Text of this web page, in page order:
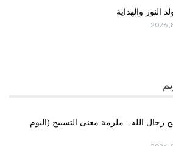
النور والهداية
رجال الله.. ملزمة معنى التسبيح (اليوم